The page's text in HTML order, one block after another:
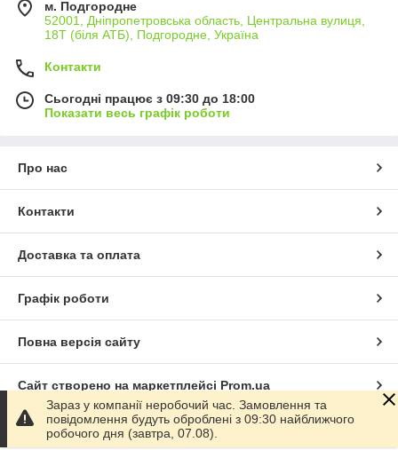
м. Подгородне
52001, Дніпропетровська область, Центральна вулиця,
18Т (біля АТБ), Подгородне, Україна
Контакти
Сьогодні працює з 09:30 до 18:00
Показати весь графік роботи
Про нас
Контакти
Доставка та оплата
Графік роботи
Повна версія сайту
Сайт створено на маркетплейсі Prom.ua
Політика конфіденційності
Зараз у компанії неробочий час. Замовлення та
повідомлення будуть оброблені з 09:30 найближчого
робочого дня (завтра, 07.08).